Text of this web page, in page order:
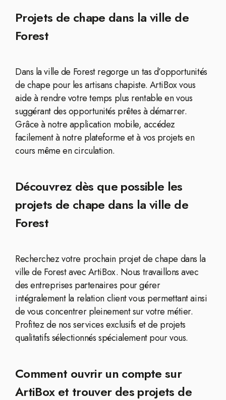
Projets de chape dans la ville de
Forest
Dans la ville de Forest regorge un tas d’opportunités
de chape pour les artisans chapiste. ArtiBox vous
aide à rendre votre temps plus rentable en vous
suggérant des opportunités prêtes à démarrer.
Grâce à notre application mobile, accédez
facilement à notre plateforme et à vos projets en
cours même en circulation.
Découvrez dès que possible les
projets de chape dans la ville de
Forest
Recherchez votre prochain projet de chape dans la
ville de Forest avec ArtiBox. Nous travaillons avec
des entreprises partenaires pour gérer
intégralement la relation client vous permettant ainsi
de vous concentrer pleinement sur votre métier.
Profitez de nos services exclusifs et de projets
qualitatifs sélectionnés spécialement pour vous.
Comment ouvrir un compte sur
ArtiBox et trouver des projets de